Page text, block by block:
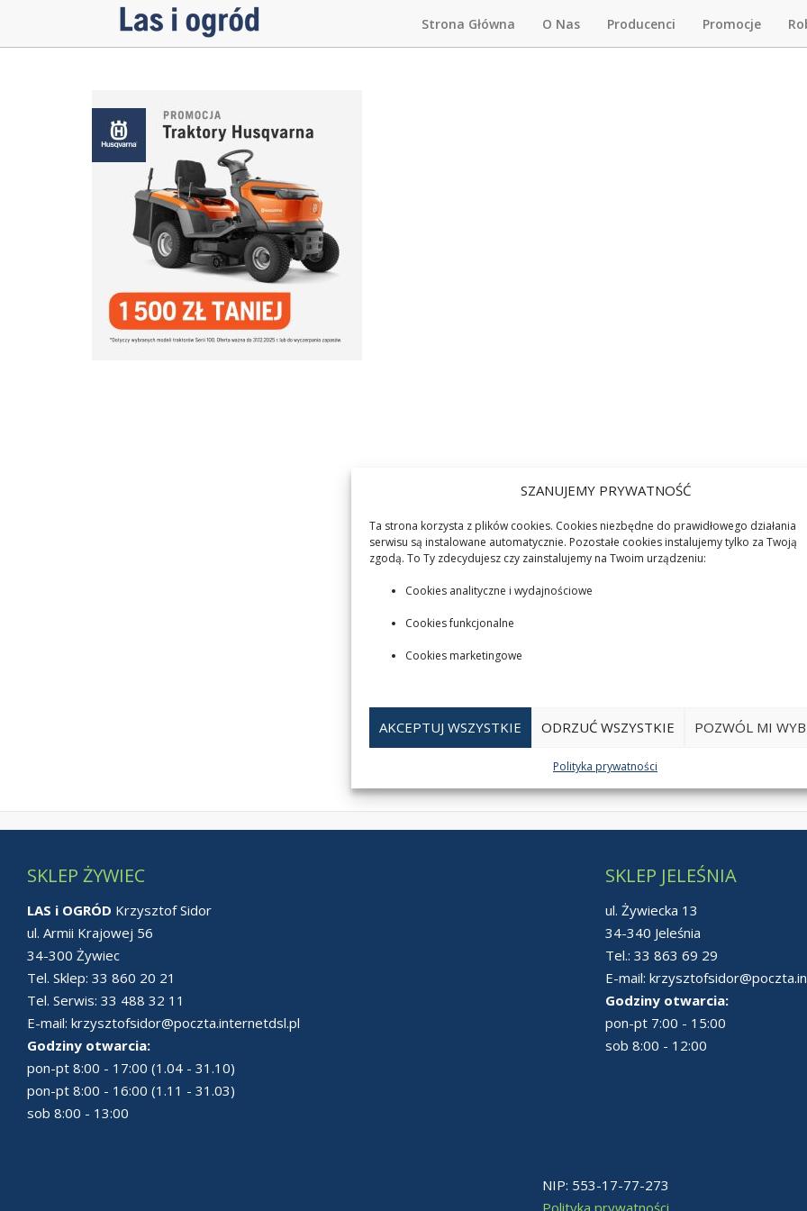
SZANUJEMY PRYWATNOŚĆ
Ta strona korzysta z plików cookies. Cookies niezbędne do prawidłowego działania
serwisu są instalowane automatycznie. Pozostałe cookies instalujemy tylko za Twoją
zgodą. To Ty zdecydujesz czy zainstalujemy na Twoim urządzeniu:
Cookies analityczne i wydajnościowe
Cookies funkcjonalne
Cookies marketingowe
AKCEPTUJ WSZYSTKIE ODRZUĆ WSZYSTKIE POZWÓL MI
Polityka prywatności
Strona Główna O Nas Producenci Promocje
SKLEP ŻYWIEC
LAS i OGRÓD Krzysztof Sidor
ul. Armii Krajowej 56
34-300 Żywiec
Tel. Sklep: 33 860 20 21
Tel. Serwis: 33 488 32 11
E-mail: krzysztofsidor@poczta.internetdsl.pl
Godziny otwarcia:
pon-pt 8:00 - 17:00 (1.04 - 31.10)
pon-pt 8:00 - 16:00 (1.11 - 31.03)
sob 8:00 - 13:00
SKLEP JELEŚNIA
ul. Żywiecka 13
34-340 Jeleśnia
Tel.: 33 863 69 29
E-mail:
Godziny otwarcia:
pon-pt 7:00 - 15:00
sob 8:00 - 12:00
NIP: 553-17-77-273
Polityka prywatności